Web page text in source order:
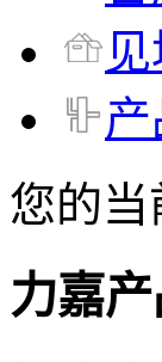
您的当
力嘉